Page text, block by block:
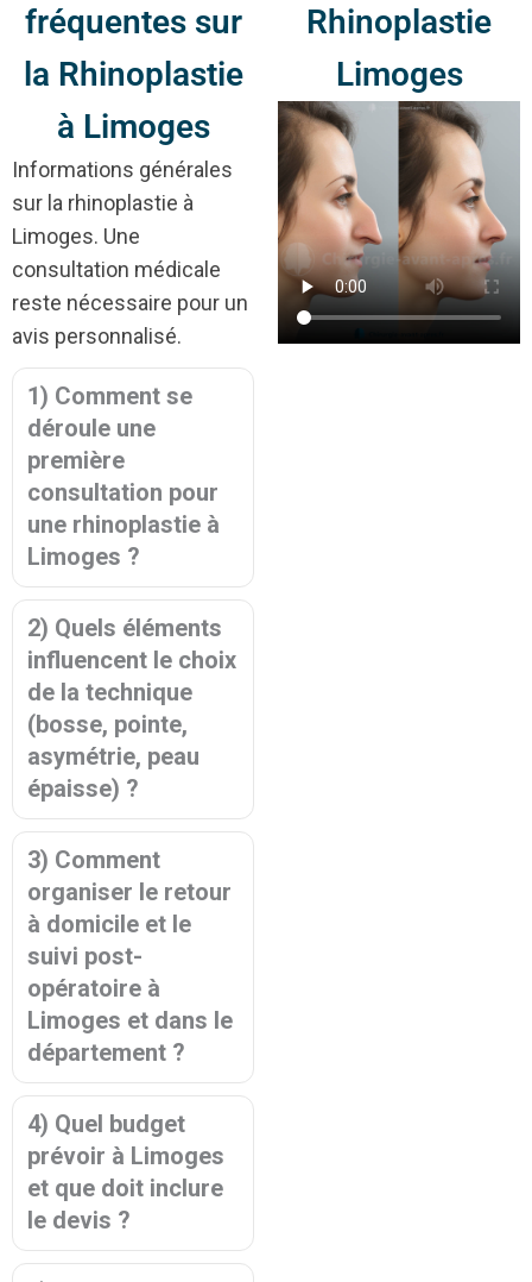
fréquentes sur
la Rhinoplastie
à Limoges
Informations générales
sur la rhinoplastie à
Limoges. Une
consultation médicale
reste nécessaire pour un
avis personnalisé.
1) Comment se
déroule une
première
consultation pour
une rhinoplastie à
Limoges ?
2) Quels éléments
influencent le choix
de la technique
(bosse, pointe,
asymétrie, peau
épaisse) ?
3) Comment
organiser le retour
à domicile et le
suivi post-
opératoire à
Limoges et dans le
département ?
4) Quel budget
prévoir à Limoges
et que doit inclure
le devis ?
Rhinoplastie
Limoges